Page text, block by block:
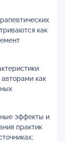
как
авторами как
эффекты и
практик